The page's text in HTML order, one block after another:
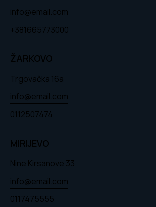
info@email.com
+381665773000
ŽARKOVO
Trgovačka 16a
info@email.com
0112507474
MIRIJEVO
Nine Kirsanove 33
info@email.com
0117475555